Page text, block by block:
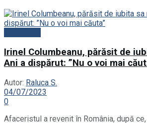
Irinel Columbeanu, părăsit de
Ani a dispărut: ”Nu o voi mai
Autor: Raluca S.
04/07/2023
0
Afaceristul a revenit în România, după